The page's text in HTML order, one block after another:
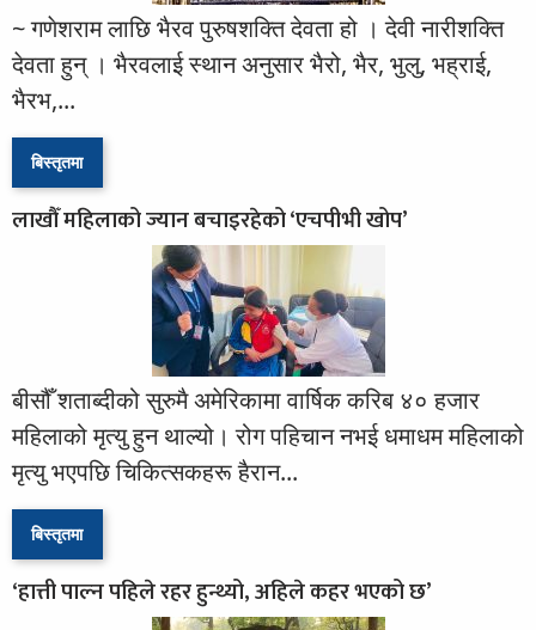
~ गणेशराम लाछि भैरव पुरुषशक्ति देवता हो । देवी नारीशक्ति
देवता हुन् । भैरवलाई स्थान अनुसार भैरो, भैर, भुलु, भह्राई,
भैरभ,...
बिस्तृतमा
लाखौँ महिलाको ज्यान बचाइरहेको ‘एचपीभी खोप’
बीसौँ शताब्दीको सुरुमै अमेरिकामा वार्षिक करिब ४० हजार
महिलाको मृत्यु हुन थाल्यो। रोग पहिचान नभई धमाधम महिलाको
मृत्यु भएपछि चिकित्सकहरू हैरान...
बिस्तृतमा
‘हात्ती पाल्न पहिले रहर हुन्थ्यो, अहिले कहर भएको छ’